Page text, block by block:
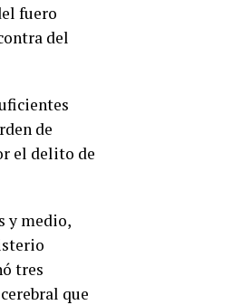
fuero
del
de
el delito de
y medio,
tres
que